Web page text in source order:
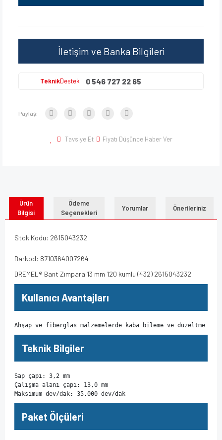
İletişim ve Banka Bilgileri
TeknikDestek 0 546 727 22 65
Paylaş:
Tavsiye Et Fiyatı Düşünce Haber Ver
Ürün
Bilgisi
Ödeme
Seçenekleri
Yorumlar Önerileriniz
Stok Kodu: 2615043232
Barkod: 8710364007264
DREMEL® Bant Zımpara 13 mm 120 kumlu (432) 2615043232
Kullanıcı Avantajları
Ahşap ve fiberglas malzemelerde kaba bileme ve
Teknik Bilgiler
Sap çapı: 3,2 mm
Çalışma alanı çapı: 13,0 mm
Maksimum dev/dak: 35.000 dev/dak
Paket Ölçüleri